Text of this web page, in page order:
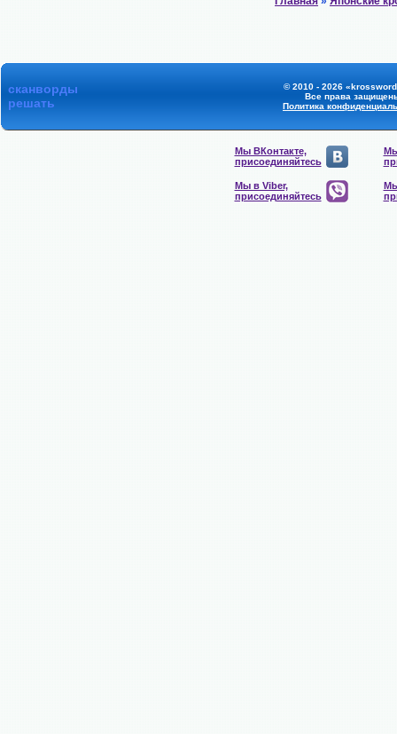
сканворды
решать
© 2010 - 2026
Все права
Политика
Мы ВКонтакте,
присоединяйтесь
Мы в Viber,
присоединяйтесь